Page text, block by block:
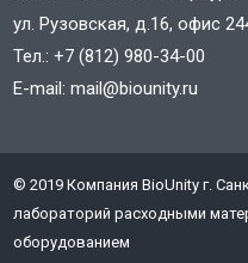
ул. Рузовская, д.16, офис
Тел.:+7 (812) 980-34-00
E-mail:mail@biounity.ru
© 2019 Компания BioUnity г.
лабораторий расходными
оборудованием